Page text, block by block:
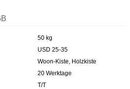
50 kg
USD 25-35
Woon-Kiste, Holzkiste
20 Werktage
T/T